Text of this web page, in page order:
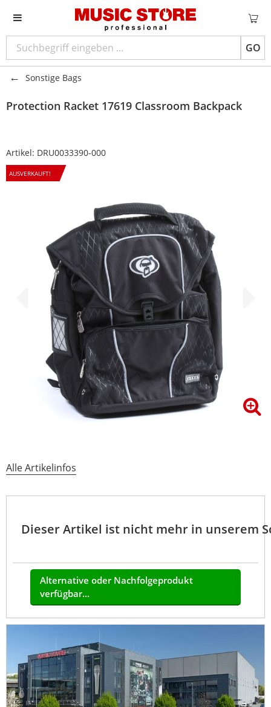
GO
Sonstige Bags
Protection Racket 17619 Classroom Backpack
Artikel: DRU0033390-000
AUSVERKAUFT!
Alle Artikelinfos
Dieser Artikel ist nicht mehr in unserem
Alternative oder Nachfolgeprodukt
verfügbar...